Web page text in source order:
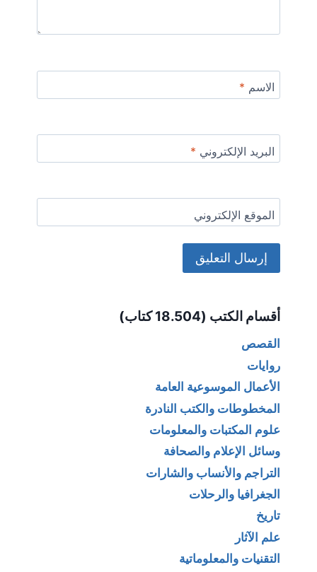
الاسم *
البريد الإلكتروني *
الموقع الإلكتروني
أقسام الكتب (18.504 كتاب)
القصص
روايات
الأعمال الموسوعية العامة
المخطوطات والكتب النادرة
علوم المكتبات والمعلومات
وسائل الإعلام والصحافة
التراجم والأنساب والشارات
الجغرافيا والرحلات
تاريخ
علم الآثار
التقنيات والمعلوماتية